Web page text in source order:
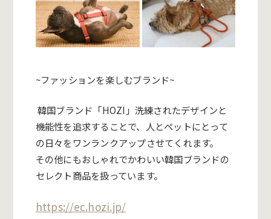
~ファッションを楽しむブランド~
韓国ブランド「HOZI」洗練されたデザインと
機能性を追求することで、人とペットにとって
の日々をワンランクアップさせてくれます。
その他にもおしゃれでかわいい韓国ブランドの
セレクト商品を扱っています。
https://ec.hozi.jp/